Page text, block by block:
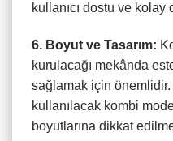
kullanıcı dostu ve kolay
6. Boyut ve Tasarım:
kurulacağı mekânda
sağlamak için
kullanılacak kombi
boyutlarına dikkat